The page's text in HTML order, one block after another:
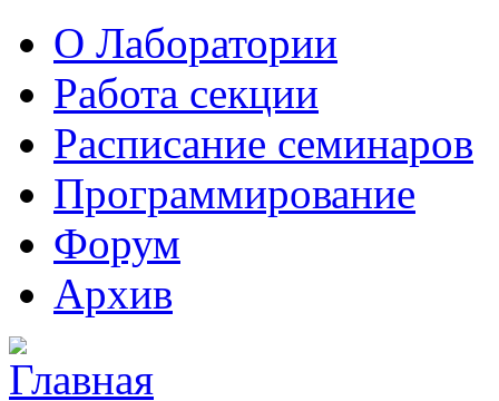
О Лаборатории
Работа секции
Расписание семинаров
Программирование
Форум
Архив